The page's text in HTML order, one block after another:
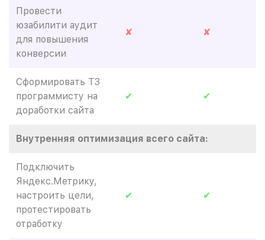
Провести
юзабилити аудит
для повышения
конверсии
✘ ✘
Сформировать ТЗ
программисту на
доработки сайта
✔ ✔
Внутренняя оптимизация всего сайта:
Подключить
Яндекс.Метрику,
настроить цели,
протестировать
отработку
✔ ✔